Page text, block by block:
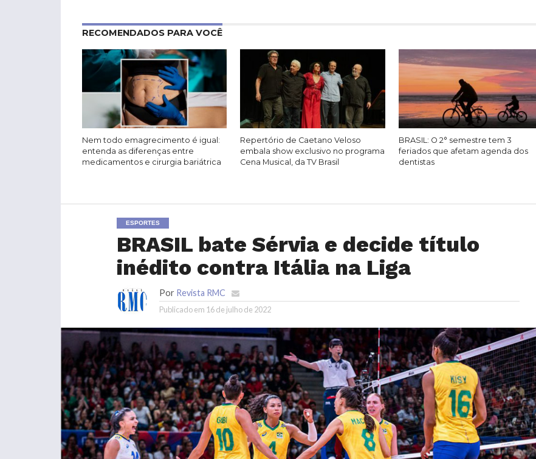
RECOMENDADOS PARA VOCÊ
Nem todo emagrecimento é igual:
entenda as diferenças entre
medicamentos e cirurgia bariátrica
Repertório de Caetano Veloso
embala show exclusivo no programa
Cena Musical, da TV Brasil
BRASIL: O 2° semestre tem 3
feriados que afetam agenda dos
dentistas
ESPORTES
BRASIL bate Sérvia e decide título
inédito contra Itália na Liga
Por Revista RMC
Publicado em 16 de julho de 2022